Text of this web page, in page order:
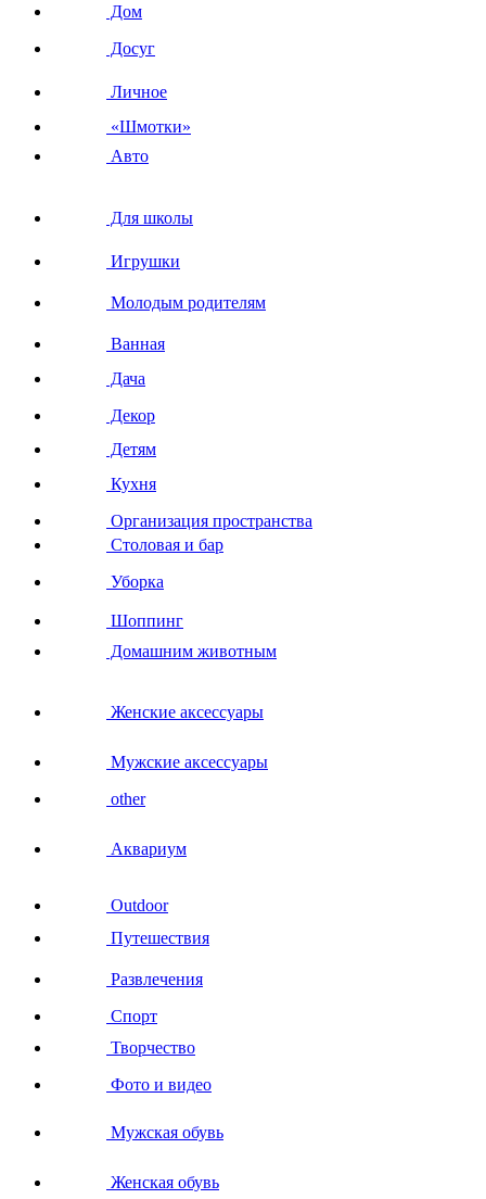
Дом
Досуг
Личное
«Шмотки»
Авто
Для школы
Игрушки
Молодым родителям
Ванная
Дача
Декор
Детям
Кухня
Организация пространства
Столовая и бар
Уборка
Шоппинг
Домашним животным
Женские аксессуары
Мужские аксессуары
other
Аквариум
Outdoor
Путешествия
Развлечения
Спорт
Творчество
Фото и видео
Мужская обувь
Женская обувь